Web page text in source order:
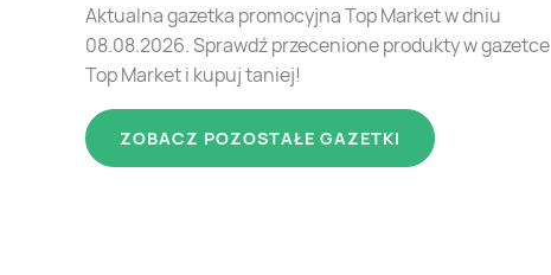
Aktualna gazetka promocyjna Top Market w dniu
08.08.2026. Sprawdź przecenione produkty w gazetce
Top Market i kupuj taniej!
ZOBACZ POZOSTAŁE GAZETKI